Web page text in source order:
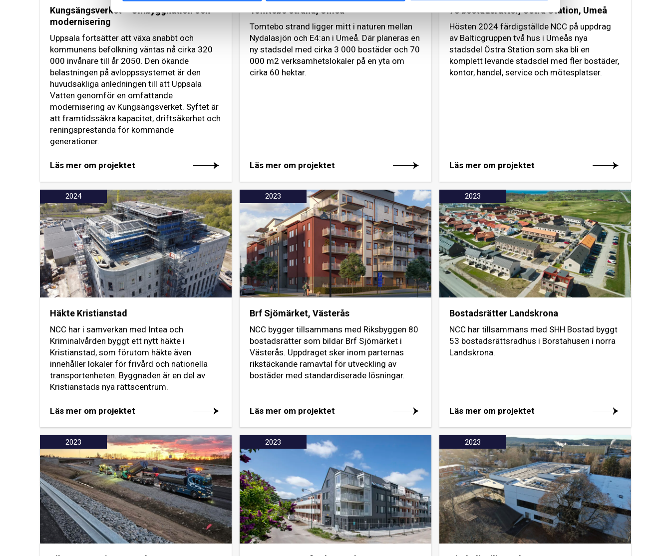
Kungsängsverket – Ombyggnation och
modernisering
Uppsala fortsätter att växa snabbt och
kommunens befolkning väntas nå cirka 320
000 invånare till år 2050. Den ökande
belastningen på avloppssystemet är den
huvudsakliga anledningen till att Uppsala
Vatten genomför en omfattande
modernisering av Kungsängsverket. Syftet är
att framtidssäkra kapacitet, driftsäkerhet och
reningsprestanda för kommande
generationer.
Läs mer om projektet
Tomtebo strand, Umeå
Tomtebo strand ligger mitt i naturen mellan
Nydalasjön och E4:an i Umeå. Där planeras en
ny stadsdel med cirka 3 000 bostäder och 70
000 m2 verksamhetslokaler på en yta om
cirka 60 hektar.
Läs mer om projektet
78 bostadsrätter, Östra Station, Umeå
Hösten 2024 färdigställde NCC på uppdrag
av Balticgruppen två hus i Umeås nya
stadsdel Östra Station som ska bli en
komplett levande stadsdel med fler bostäder,
kontor, handel, service och mötesplatser.
Läs mer om projektet
2024
Häkte Kristianstad
NCC har i samverkan med Intea och
Kriminalvården byggt ett nytt häkte i
Kristianstad, som förutom häkte även
innehåller lokaler för frivård och nationella
transportenheten. Byggnaden är en del av
Kristianstads nya rättscentrum.
Läs mer om projektet
2023
Brf Sjömärket, Västerås
NCC bygger tillsammans med Riksbyggen 80
bostadsrätter som bildar Brf Sjömärket i
Västerås. Uppdraget sker inom parternas
rikstäckande ramavtal för utveckling av
bostäder med standardiserade lösningar.
Läs mer om projektet
2023
Bostadsrätter Landskrona
NCC har tillsammans med SHH Bostad byggt
53 bostadsrättsradhus i Borstahusen i norra
Landskrona.
Läs mer om projektet
2023 2023 2023